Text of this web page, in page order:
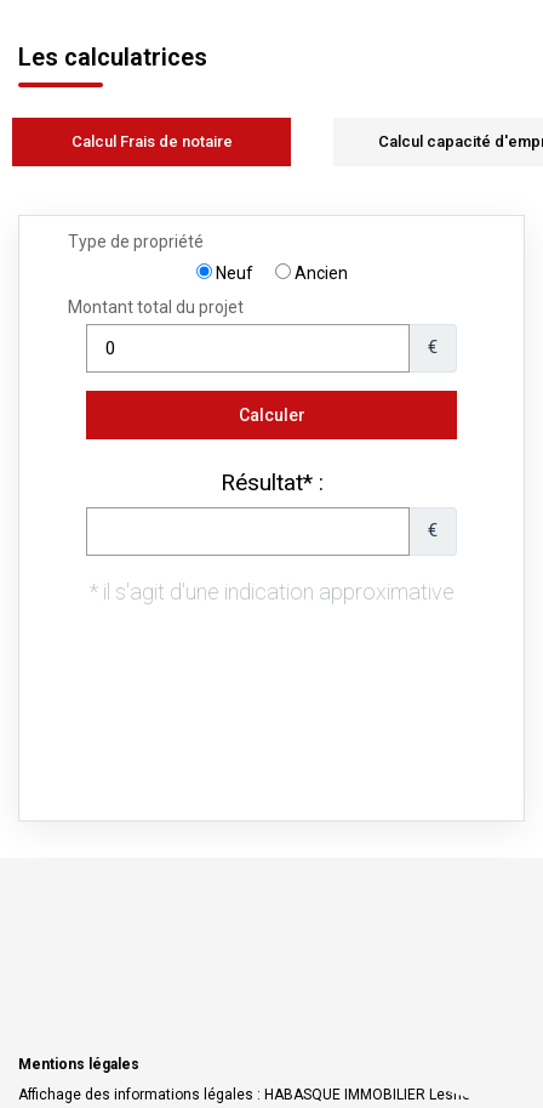
Les calculatrices
Calcul Frais de notaire Calcul capacité
Mentions légales
Affichage des informations légales : HABASQUE IMMOBILIER Lesneven |